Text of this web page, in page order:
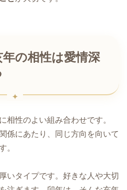
の相性は愛情深
相性のよい組み合わせです。
係にあたり、同じ方向を向いて
。
いタイプです。好きな人や大切